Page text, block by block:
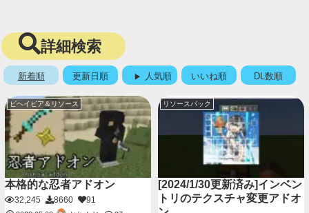
詳細検索
新着順 更新日順 人気順 いいね順 DL数順
ビヘイビア＆リソース
本格的な忍者アドオン
32,245 8660 91
リソースパック
[2024/1/30更新済み]インベン
トリのテクスチャ変更アドオ